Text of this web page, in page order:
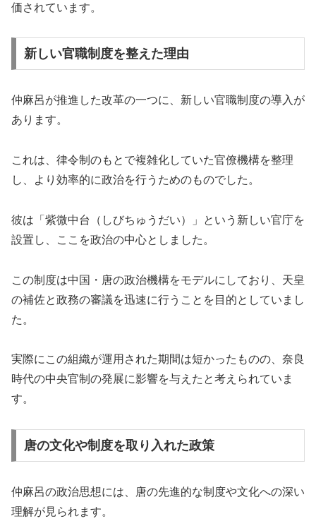
価されています。
新しい官職制度を整えた理由
仲麻呂が推進した改革の一つに、新しい官職制度の導入が
あります。
これは、律令制のもとで複雑化していた官僚機構を整理
し、より効率的に政治を行うためのものでした。
彼は「紫微中台（しびちゅうだい）」という新しい官庁を
設置し、ここを政治の中心としました。
この制度は中国・唐の政治機構をモデルにしており、天皇
の補佐と政務の審議を迅速に行うことを目的としていまし
た。
実際にこの組織が運用された期間は短かったものの、奈良
時代の中央官制の発展に影響を与えたと考えられていま
す。
唐の文化や制度を取り入れた政策
仲麻呂の政治思想には、唐の先進的な制度や文化への深い
理解が見られます。